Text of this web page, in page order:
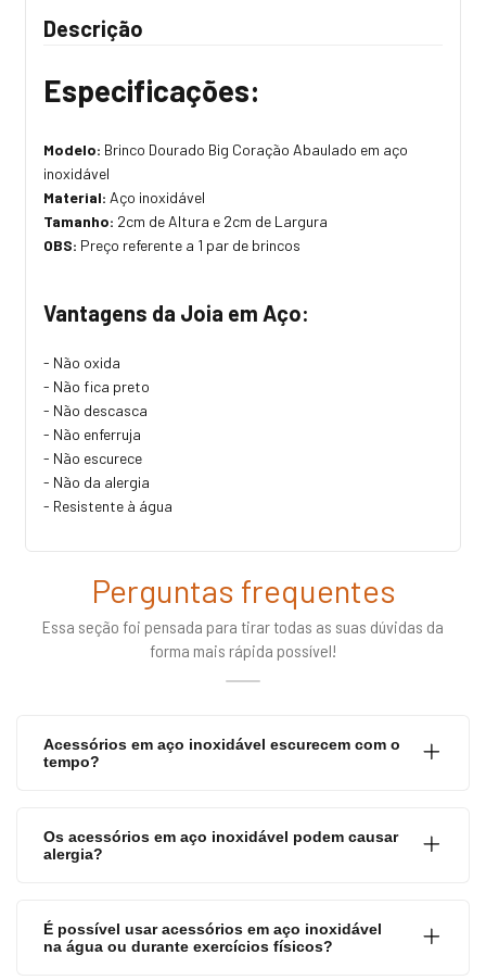
Descrição
Especificações:
Modelo: Brinco Dourado Big Coração Abaulado em aço
inoxidável
Material: Aço inoxidável
Tamanho: 2cm de Altura e 2cm de Largura
OBS: Preço referente a 1 par de brincos
Vantagens da Joia em Aço:
- Não oxida
- Não fica preto
- Não descasca
- Não enferruja
- Não escurece
- Não da alergia
- Resistente à água
Perguntas frequentes
Essa seção foi pensada para tirar todas as suas dúvidas da
forma mais rápida possível!
Acessórios em aço inoxidável escurecem com o
tempo?
Os acessórios em aço inoxidável podem causar
alergia?
É possível usar acessórios em aço inoxidável
na água ou durante exercícios físicos?